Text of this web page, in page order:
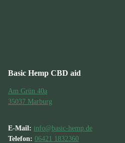
Basic Hemp CBD aid
Am Grün 40a
35037 Marburg
E-Mail: info@basic-hemp.de
Telefon: 06421 1832360